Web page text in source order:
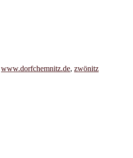
www.dorfchemnitz.de, zwönitz